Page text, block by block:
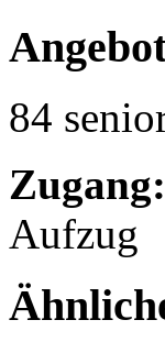
84
Zugang:
Aufzug